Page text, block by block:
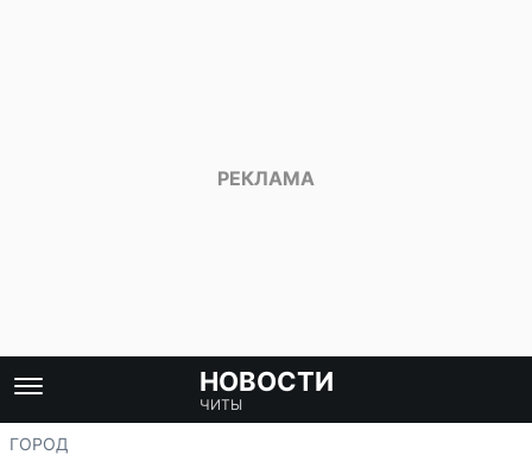
НОВОСТИ
ЧИТЫ
ГОРОД